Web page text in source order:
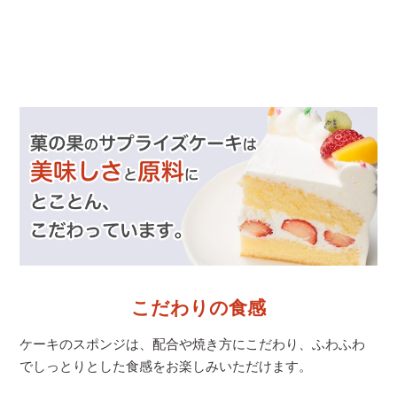
こだわりの食感
ケーキのスポンジは、配合や焼き方にこだわり、ふわふわ
でしっとりとした食感をお楽しみいただけます。